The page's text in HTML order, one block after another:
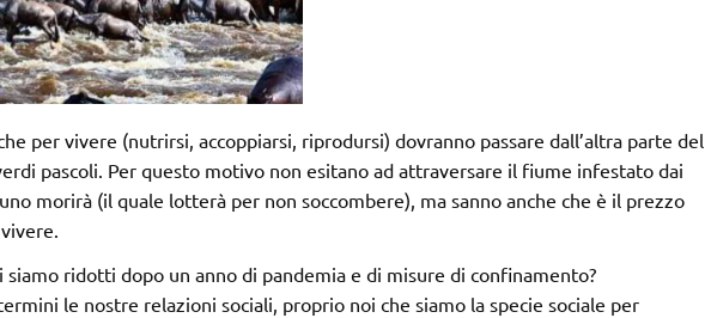
per vivere (nutrirsi, accoppiarsi, riprodursi) dovranno passare dall’altra parte del
pascoli. Per questo motivo non esitano ad attraversare il fiume infestato dai
morirà (il quale lotterà per non soccombere), ma sanno anche che è il prezzo
siamo ridotti dopo un anno di pandemia e di misure di confinamento?
le nostre relazioni sociali, proprio noi che siamo la specie sociale per